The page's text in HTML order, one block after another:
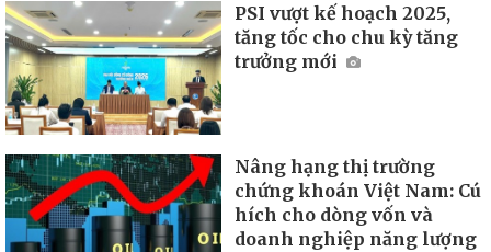
PSI vượt kế hoạch 2025,
tăng tốc cho chu kỳ tăng
trưởng mới
Nâng hạng thị trường
chứng khoán Việt Nam: Cú
hích cho dòng vốn và
doanh nghiệp năng lượng